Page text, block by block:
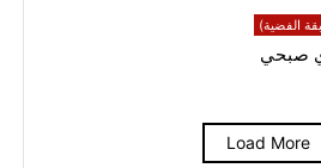
الفضية)
صبحي
Load More